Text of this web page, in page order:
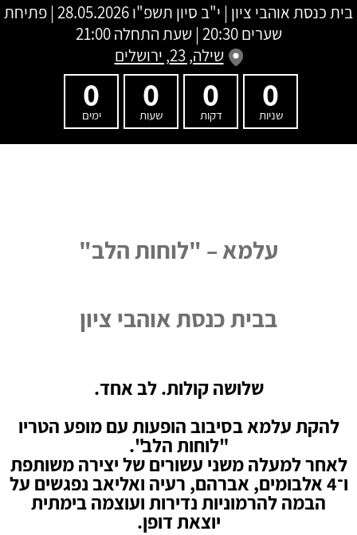
בית כנסת אוהבי ציון | י"ב סיון תשפ"ו
28.05.2026 | פתיחת
שערים 20:30 | שעת התחלה 21:00
שילה, 23, ירושלים
0
שניות
0
דקות
0
שעות
0
ימים
עלמא – "לוחות הלב"
בבית כנסת אוהבי ציון
שלושה קולות. לב אחד.
להקת עלמא בסיבוב הופעות עם מופע הטריו
"לוחות הלב".
לאחר למעלה משני עשורים של יצירה משותפת
ו־4 אלבומים, אברהם, רעיה ואליאב נפגשים על
הבמה להרמוניות נדירות ועוצמה בימתית
יוצאת דופן.